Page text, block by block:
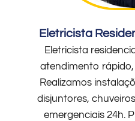
Eletricista
Eletricista
atendimento
Realizamos
disjuntores,
emergenciais 24h.